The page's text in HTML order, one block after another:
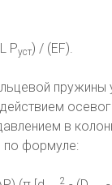
L Pуст) / (EF).
пружины
в
по формуле:
2